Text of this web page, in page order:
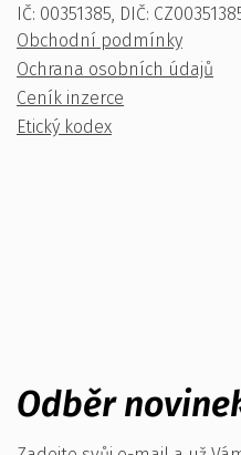
IČ: 00351385, DIČ:
Obchodní podmínky
Ochrana osobních údajů
Ceník inzerce
Etický kodex
Odběr